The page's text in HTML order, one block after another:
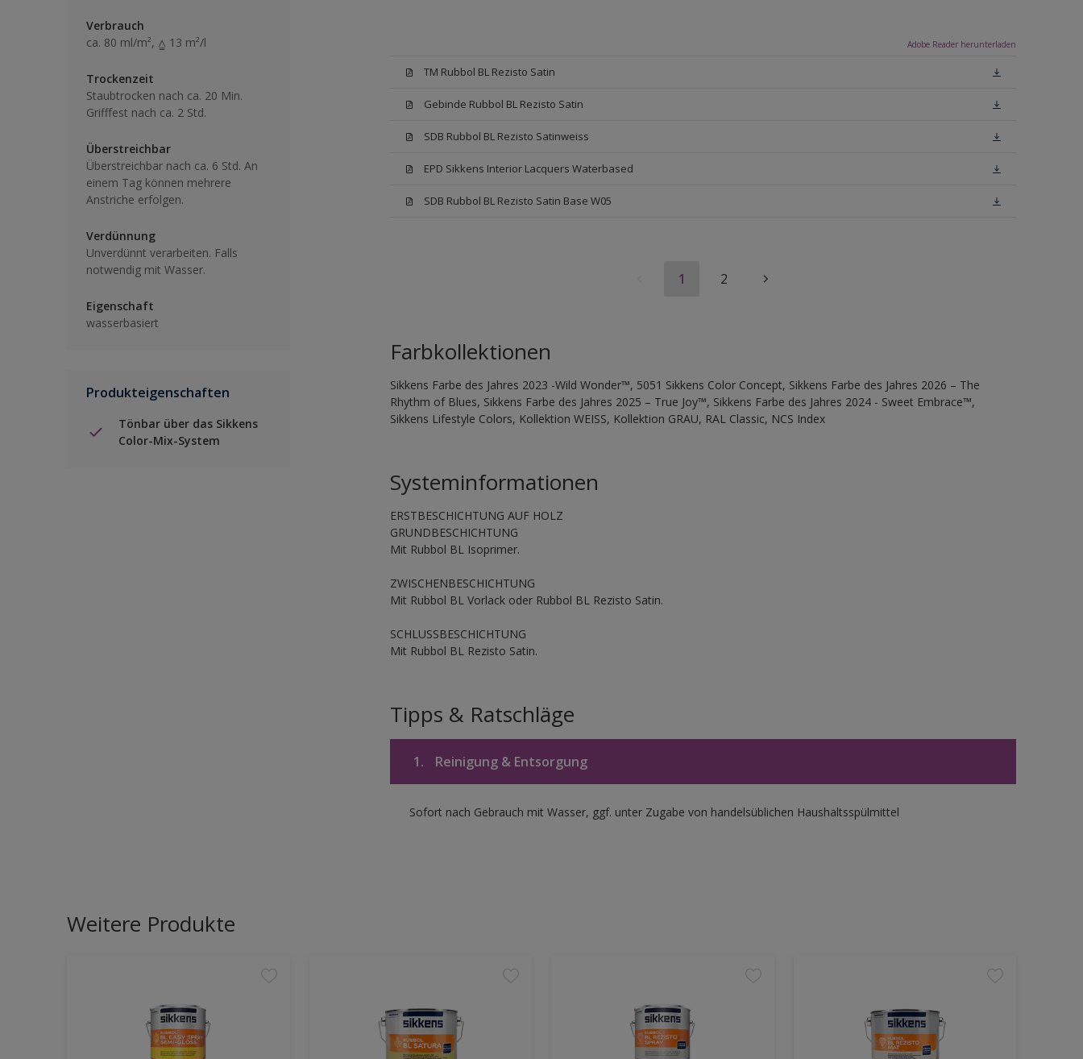
Verbrauch
ca. 80 ml/m², ⩠ 13 m²/l
Trockenzeit
Staubtrocken nach ca. 20 Min.
Grifffest nach ca. 2 Std.
Überstreichbar
Überstreichbar nach ca. 6 Std. An
einem Tag können mehrere
Anstriche erfolgen.
Verdünnung
Unverdünnt verarbeiten. Falls
notwendig mit Wasser.
Eigenschaft
wasserbasiert
Produkteigenschaften
Tönbar über das Sikkens
Color-Mix-System
Adobe Reader herunterladen
TM Rubbol BL Rezisto Satin
Gebinde Rubbol BL Rezisto Satin
SDB Rubbol BL Rezisto Satinweiss
EPD Sikkens Interior Lacquers Waterbased
SDB Rubbol BL Rezisto Satin Base W05
1 2
Farbkollektionen
Sikkens Farbe des Jahres 2023 -Wild Wonder™, 5051 Sikkens Color Concept, Sikkens Farbe des Jahres 2026 – The
Rhythm of Blues, Sikkens Farbe des Jahres 2025 – True Joy™, Sikkens Farbe des Jahres 2024 - Sweet Embrace™,
Sikkens Lifestyle Colors, Kollektion WEISS, Kollektion GRAU, RAL Classic, NCS Index
Systeminformationen
ERSTBESCHICHTUNG AUF HOLZ
GRUNDBESCHICHTUNG
Mit Rubbol BL Isoprimer.
ZWISCHENBESCHICHTUNG
Mit Rubbol BL Vorlack oder Rubbol BL Rezisto Satin.
SCHLUSSBESCHICHTUNG
Mit Rubbol BL Rezisto Satin.
Tipps & Ratschläge
1. Reinigung & Entsorgung
Sofort nach Gebrauch mit Wasser, ggf. unter Zugabe von handelsüblichen Haushaltsspülmittel
Weitere Produkte